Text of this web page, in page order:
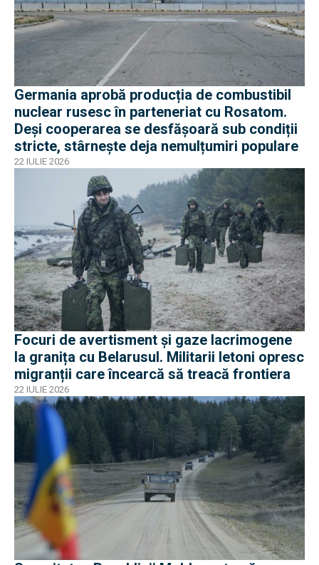
Germania aprobă producția de combustibil
nuclear rusesc în parteneriat cu Rosatom.
Deși cooperarea se desfășoară sub condiții
stricte, stârnește deja nemulțumiri populare
22 IULIE 2026
Focuri de avertisment și gaze lacrimogene
la granița cu Belarusul. Militarii letoni opresc
migranții care încearcă să treacă frontiera
22 IULIE 2026